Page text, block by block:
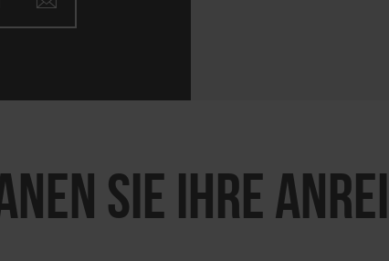
SIE IHRE